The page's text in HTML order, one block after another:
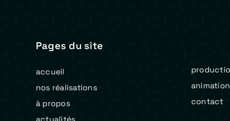
Pages du site
accueil
nos réalisations
à propos
contact